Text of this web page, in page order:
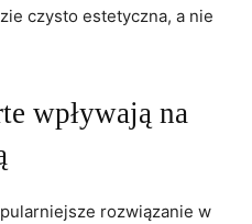
czysto estetyczna, a nie
wpływają na
rozwiązanie w